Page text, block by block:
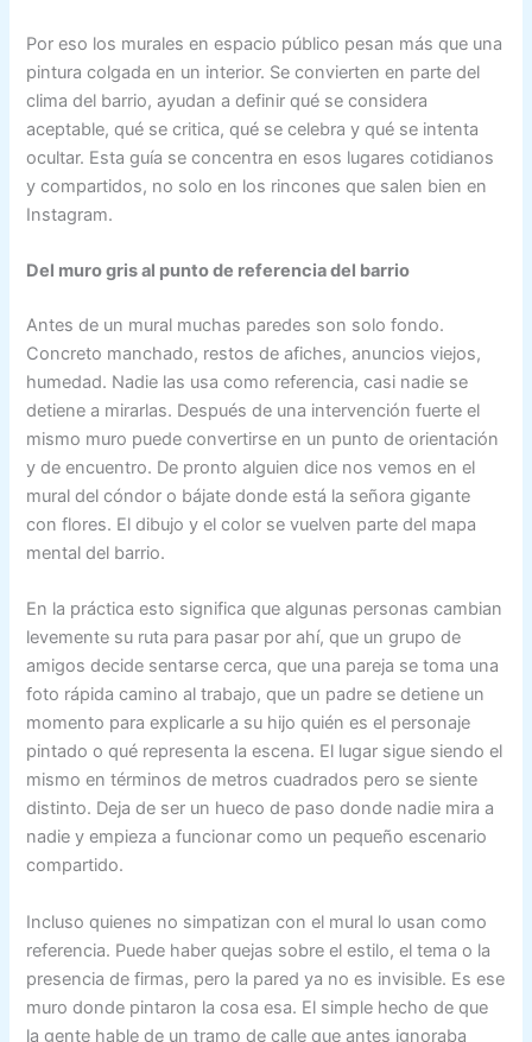
Por eso los murales en espacio público pesan más que una
pintura colgada en un interior. Se convierten en parte del
clima del barrio, ayudan a definir qué se considera
aceptable, qué se critica, qué se celebra y qué se intenta
ocultar. Esta guía se concentra en esos lugares cotidianos
y compartidos, no solo en los rincones que salen bien en
Instagram.
Del muro gris al punto de referencia del barrio
Antes de un mural muchas paredes son solo fondo.
Concreto manchado, restos de afiches, anuncios viejos,
humedad. Nadie las usa como referencia, casi nadie se
detiene a mirarlas. Después de una intervención fuerte el
mismo muro puede convertirse en un punto de orientación
y de encuentro. De pronto alguien dice nos vemos en el
mural del cóndor o bájate donde está la señora gigante
con flores. El dibujo y el color se vuelven parte del mapa
mental del barrio.
En la práctica esto significa que algunas personas cambian
levemente su ruta para pasar por ahí, que un grupo de
amigos decide sentarse cerca, que una pareja se toma una
foto rápida camino al trabajo, que un padre se detiene un
momento para explicarle a su hijo quién es el personaje
pintado o qué representa la escena. El lugar sigue siendo el
mismo en términos de metros cuadrados pero se siente
distinto. Deja de ser un hueco de paso donde nadie mira a
nadie y empieza a funcionar como un pequeño escenario
compartido.
Incluso quienes no simpatizan con el mural lo usan como
referencia. Puede haber quejas sobre el estilo, el tema o la
presencia de firmas, pero la pared ya no es invisible. Es ese
muro donde pintaron la cosa esa. El simple hecho de que
la gente hable de un tramo de calle que antes ignoraba